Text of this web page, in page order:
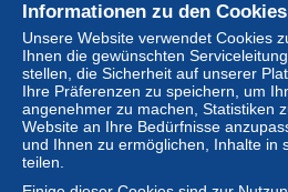
Germany, Federal Republic
Day Cover, Transport -
± 3,47
Status
Informationen zu den Cookies
Unsere Website verwendet Cookies
Ihnen die gewünschten
stellen, die Sicherheit auf unserer
Ihre Präferenzen zu speichern, um
angenehmer zu machen, Statistiken
Website an Ihre Bedürfnisse
und Ihnen zu ermöglichen, Inhalte in
teilen.